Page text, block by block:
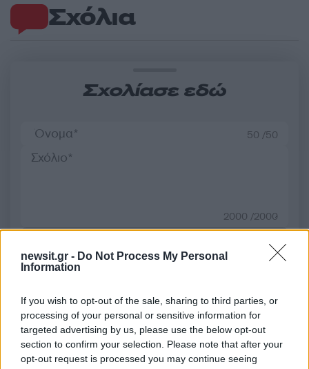
newsit.gr - Do Not Process My Personal
Information
If you wish to opt-out of the sale, sharing to third parties, or
processing of your personal or sensitive information for
targeted advertising by us, please use the below opt-out
section to confirm your selection. Please note that after your
opt-out request is processed you may continue seeing
Σχόλια
Σχολίασε εδώ
50 /50
2000 /2000
Όροι Χρήσης. Το site προστατεύεται από reCAPTCHA, ισχύουν
Αθλητικά
ΑΛΜΑ ΕΠΙ ΚΟΝΤΩ
ΕΜΜΑΝΟΥΗΛ ΚΑΡΑΛΗΣ